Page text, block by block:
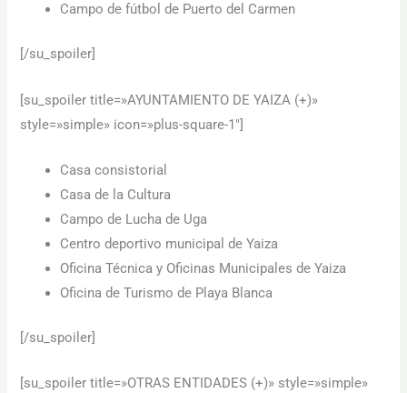
Campo de fútbol de Puerto del Carmen
[/su_spoiler]
[su_spoiler title=»AYUNTAMIENTO DE YAIZA (+)»
style=»simple» icon=»plus-square-1″]
Casa consistorial
Casa de la Cultura
Campo de Lucha de Uga
Centro deportivo municipal de Yaiza
Oficina Técnica y Oficinas Municipales de Yaiza
Oficina de Turismo de Playa Blanca
[/su_spoiler]
[su_spoiler title=»OTRAS ENTIDADES (+)» style=»simple»